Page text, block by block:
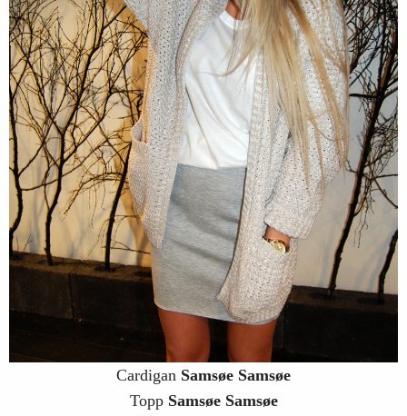
Cardigan Samsøe Samsøe
Topp Samsøe Samsøe